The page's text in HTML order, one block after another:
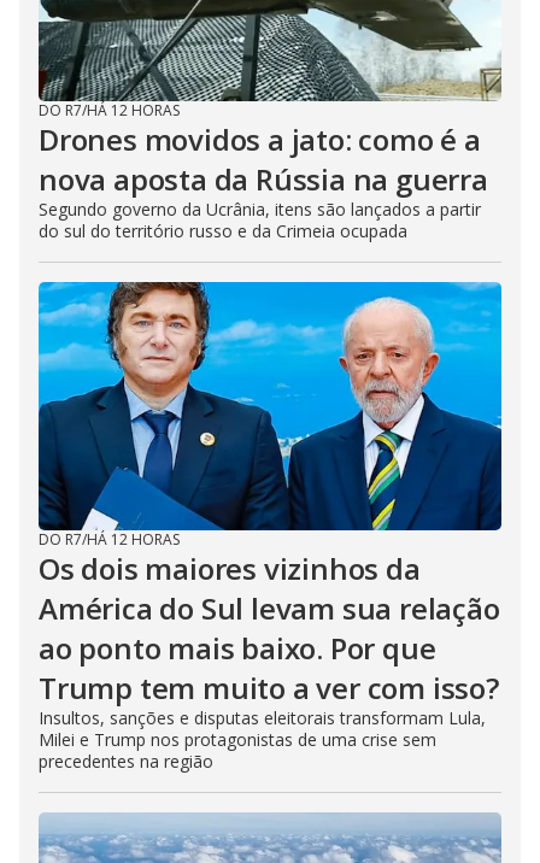
DO R7/HÁ 12 HORAS
Drones movidos a jato: como é a
nova aposta da Rússia na guerra
Segundo governo da Ucrânia, itens são lançados a partir
do sul do território russo e da Crimeia ocupada
DO R7/HÁ 12 HORAS
Os dois maiores vizinhos da
América do Sul levam sua relação
ao ponto mais baixo. Por que
Trump tem muito a ver com isso?
Insultos, sanções e disputas eleitorais transformam Lula,
Milei e Trump nos protagonistas de uma crise sem
precedentes na região